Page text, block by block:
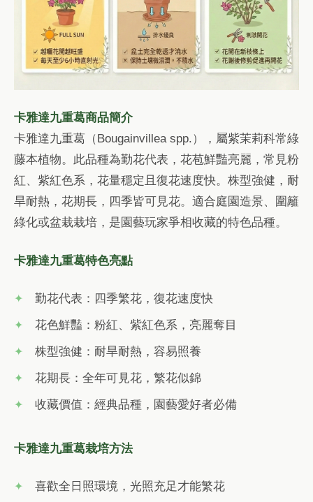
卡雅達九重葛商品簡介
卡雅達九重葛（Bougainvillea spp.），屬紫茉莉科常綠
藤本植物。此品種為勤花代表，花苞鮮豔亮麗，常見粉
紅、紫紅色系，花量穩定且復花速度快。株型強健，耐
旱耐熱，花期長，四季皆可見花。適合庭園造景、圍籬
綠化或盆栽栽培，是園藝玩家爭相收藏的特色品種。
卡雅達九重葛特色亮點
勤花代表：四季繁花，復花速度快
花色鮮豔：粉紅、紫紅色系，亮麗奪目
株型強健：耐旱耐熱，容易照養
花期長：全年可見花，繁花似錦
收藏價值：經典品種，園藝愛好者必備
卡雅達九重葛栽培方法
喜歡全日照環境，光照充足才能繁花